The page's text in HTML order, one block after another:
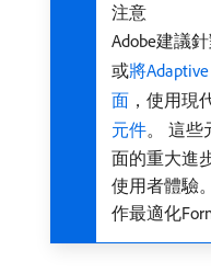
注意
Adobe建議
或將
面 ，使用現
元件。 這些
面的重大進
使用者體驗
作最適化